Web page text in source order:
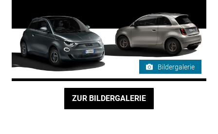
Bildergalerie
ZUR BILDERGALERIE